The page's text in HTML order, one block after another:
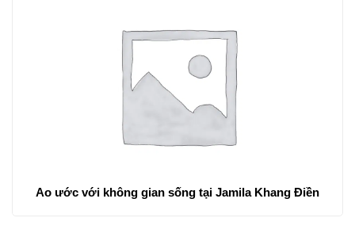
Ao ước với không gian sống tại Jamila Khang Điền